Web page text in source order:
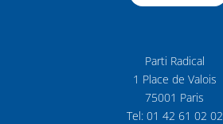
Parti Radical
1 Place de Valois
75001 Paris
Tel: 01 42 61 02 02